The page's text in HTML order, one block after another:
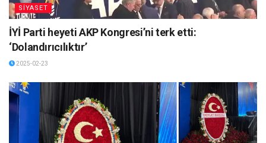
SİYASET
İYİ Parti heyeti AKP Kongresi’ni terk etti:
‘Dolandırıcılıktır’
2025-02-23